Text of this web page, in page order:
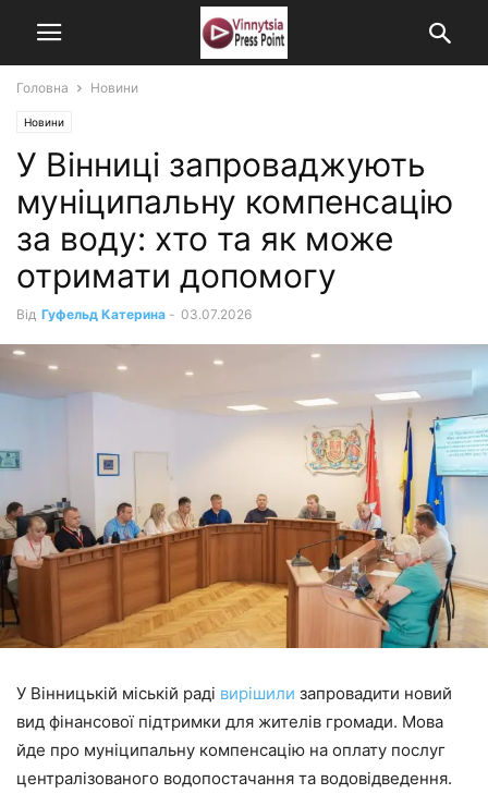
Головна Новини
Новини
У Вінниці запроваджують
муніципальну компенсацію
за воду: хто та як може
отримати допомогу
Від Гуфельд Катерина - 03.07.2026
У Вінницькій міській раді вирішили запровадити новий
вид фінансової підтримки для жителів громади. Мова
йде про муніципальну компенсацію на оплату послуг
централізованого водопостачання та водовідведення.